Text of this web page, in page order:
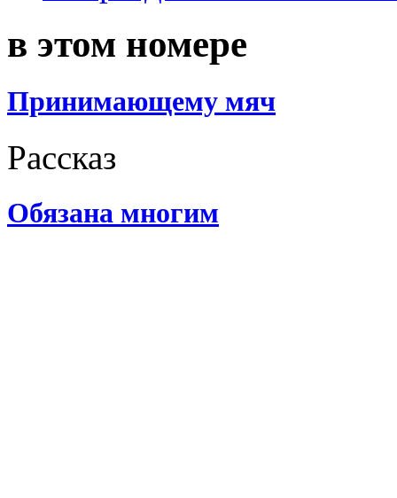
в этом номере
Принимающему мяч
Рассказ
Обязана многим